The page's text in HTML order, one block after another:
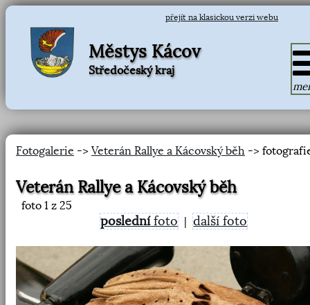
přejít na klasickou verzi webu
Městys Kácov
Středočeský kraj
Fotogalerie -> Veterán Rallye a Kácovský běh ->
Veterán Rallye a Kácovský běh
foto 1 z 25
poslednífoto |další foto